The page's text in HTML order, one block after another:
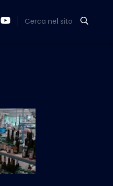
Cerca nel sito